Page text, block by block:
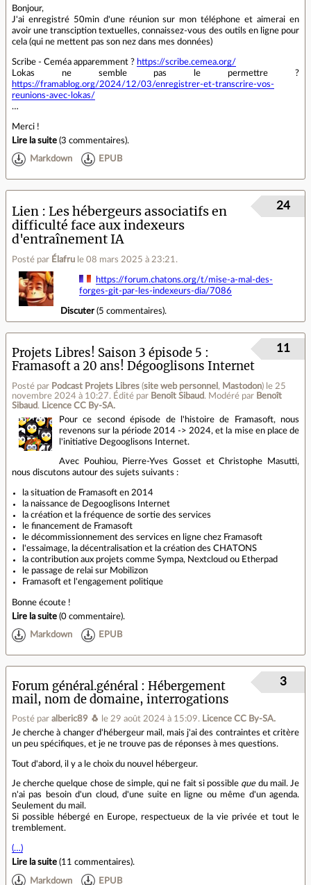
Bonjour,
J'ai enregistré 50min d'une réunion sur mon téléphone et aimerai en
avoir une transciption textuelles, connaissez-vous des outils en ligne pour
cela (qui ne mettent pas son nez dans mes données)
Scribe - Ceméa apparemment ? https://scribe.cemea.org/
Lokas ne semble pas le permettre ?
https://framablog.org/2024/12/03/enregistrer-et-transcrire-vos-
reunions-avec-lokas/
…
Merci !
Lire la suite (3 commentaires).
Markdown EPUB
Lien
Les hébergeurs associatifs en
difficulté face aux indexeurs
d'entraînement IA
Posté par Élafru le 08 mars 2025 à 23:21 .
24
https://forum.chatons.org/t/mise-a-mal-des-
forges-git-par-les-indexeurs-dia/7086
Discuter(5 commentaires).
Projets Libres! Saison 3 épisode 5 :
Framasoft a 20 ans! Dégooglisons Internet
Posté par Podcast Projets Libres (site web personnel , Mastodon) le 25
novembre 2024 à 10:27. Édité par Benoît Sibaud. Modéré par Benoît
Sibaud. Licence CC By‑SA.
11
Pour ce second épisode de l'histoire de Framasoft, nous
revenons sur la période 2014 -> 2024, et la mise en place de
l'initiative Degooglisons Internet.
Avec Pouhiou, Pierre-Yves Gosset et Christophe Masutti,
nous discutons autour des sujets suivants :
la situation de Framasoft en 2014
la naissance de Degooglisons Internet
la création et la fréquence de sortie des services
le financement de Framasoft
le décommissionnement des services en ligne chez Framasoft
l'essaimage, la décentralisation et la création des CHATONS
la contribution aux projets comme Sympa, Nextcloud ou Etherpad
le passage de relai sur Mobilizon
Framasoft et l'engagement politique
Bonne écoute !
Lire la suite (0 commentaire).
Markdown EPUB
Forum général.général
Hébergement
mail, nom de domaine, interrogations
Posté par alberic89 🐧 le 29 août 2024 à 15:09. Licence CC By‑SA.
3
Je cherche à changer d'hébergeur mail, mais j'ai des contraintes et critère
un peu spécifiques, et je ne trouve pas de réponses à mes questions.
Tout d'abord, il y a le choix du nouvel hébergeur.
Je cherche quelque chose de simple, qui ne fait si possible quedu mail. Je
n'ai pas besoin d'un cloud, d'une suite en ligne ou même d'un agenda.
Seulement du mail.
Si possible hébergé en Europe, respectueux de la vie privée et tout le
tremblement.
(…)
Lire la suite (11 commentaires).
Markdown EPUB